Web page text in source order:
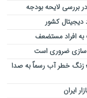
بررسی لایحه بودجه
دیجیتال کشور
ضروری است
خشکسالی ۶۰ سال اخیر؛ زنگ خطر آب رسماً به صدا
ایران